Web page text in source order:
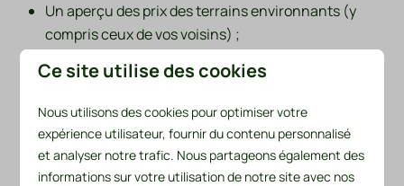
Un aperçu des prix des terrains environnants (y
compris ceux de vos voisins) ;
L’acte de division du parc ;
Les actes constitutifs et le règlement intérieur du
syndicat des copropriétaires (VvE) ;
Les réponses aux questions fréquentes sur la
propriété, la gestion et l’entretien futur.
Ce site utilise des cookies
Nous utilisons des cookies pour optimiser votre
expérience utilisateur, fournir du contenu personnalisé
et analyser notre trafic. Nous partageons également des
informations sur votre utilisation de notre site avec nos